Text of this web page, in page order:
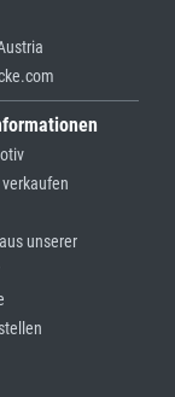
verkaufen
unserer